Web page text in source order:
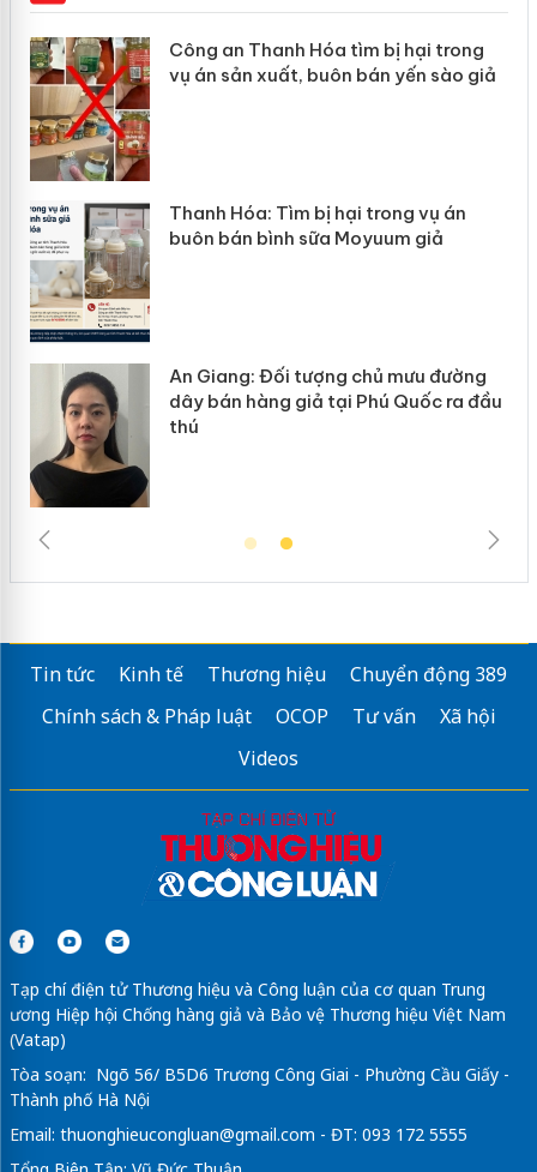
Công an Thanh Hóa tìm bị hại trong
vụ án sản xuất, buôn bán yến sào giả
Thanh Hóa: Tìm bị hại trong vụ án
buôn bán bình sữa Moyuum giả
An Giang: Đối tượng chủ mưu đường
dây bán hàng giả tại Phú Quốc ra đầu
thú
Tin tức Kinh tế Thương hiệu
Chuyển động 389
Chính sách & Pháp luật
OCOP Tư vấn
Xã hội
Videos
Tạp chí điện tử Thương hiệu và Công luận của cơ quan Trung
ương Hiệp hội Chống hàng giả và Bảo vệ Thương hiệu Việt Nam
(Vatap)
Tòa soạn: Ngõ 56/ B5D6 Trương Công Giai - Phường Cầu Giấy -
Thành phố Hà Nội
Email: thuonghieucongluan@gmail.com - ĐT: 093 172 5555